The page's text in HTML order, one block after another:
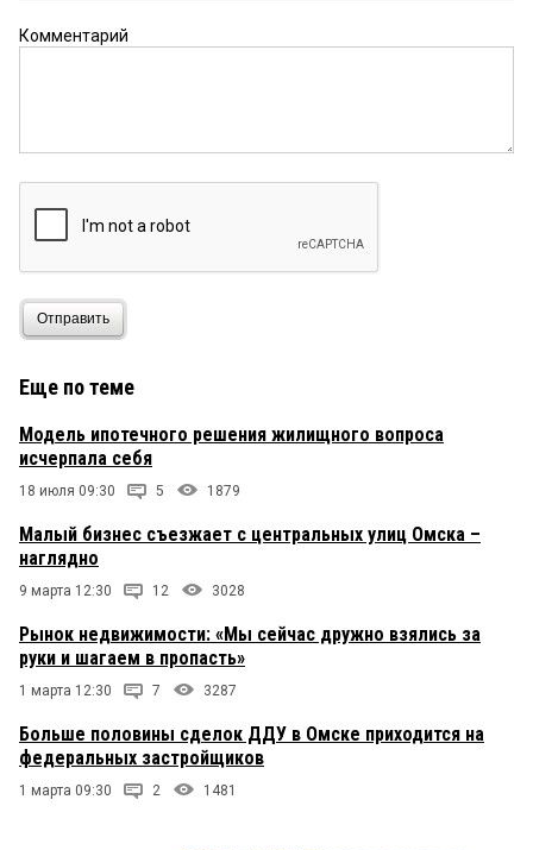
Комментарий
Отправить
Еще по теме
Модель ипотечного решения жилищного вопроса
исчерпала себя
18 июля 09:30 5 1879
Малый бизнес съезжает с центральных улиц Омска –
наглядно
9 марта 12:30 12 3028
Рынок недвижимости: «Мы сейчас дружно взялись за
руки и шагаем в пропасть»
1 марта 12:30 7 3287
Больше половины сделок ДДУ в Омске приходится на
федеральных застройщиков
1 марта 09:30 2 1481